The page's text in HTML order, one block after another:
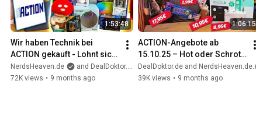
1:53:48
Wir haben Technik bei
ACTION gekauft - Lohnt sich
das?
NerdsHeaven.de
and DealDoktor.de
72K views • 9 months ago
1:06:15
ACTION-Angebote ab
15.10.25 – Hot oder Schrott
mit NerdsHeaven
DealDoktor.de and NerdsHeaven.de
39K views • 9 months ago